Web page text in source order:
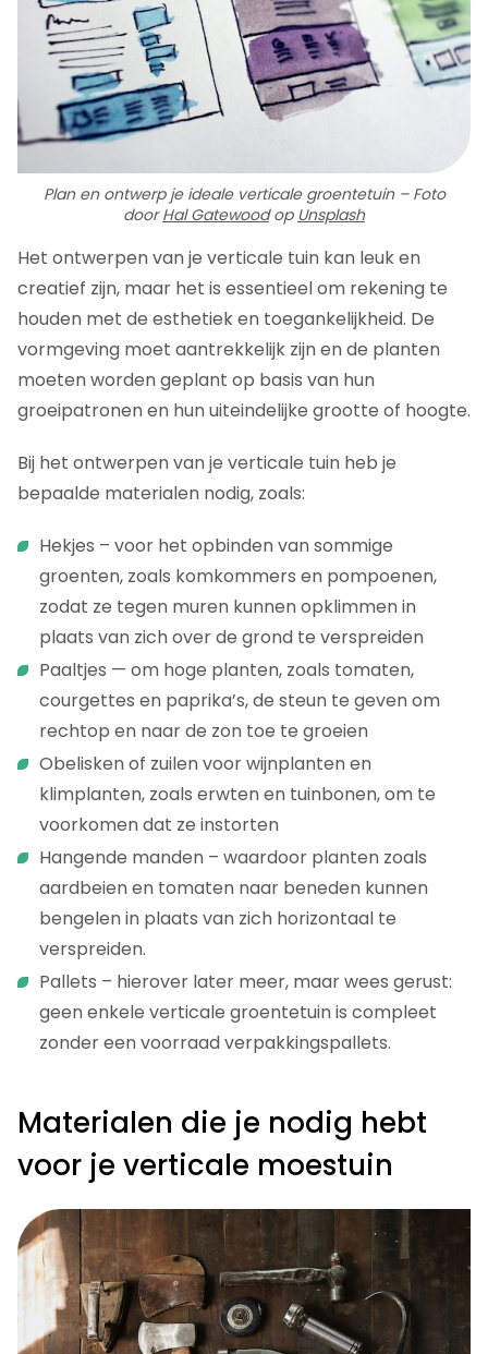
Plan en ontwerp je ideale verticale groentetuin – Foto
doorHal Gatewoodop Unsplash
Het ontwerpen van je verticale tuin kan leuk en
creatief zijn, maar het is essentieel om rekening te
houden met de esthetiek en toegankelijkheid. De
vormgeving moet aantrekkelijk zijn en de planten
moeten worden geplant op basis van hun
groeipatronen en hun uiteindelijke grootte of hoogte.
Bij het ontwerpen van je verticale tuin heb je
bepaalde materialen nodig, zoals:
Hekjes – voor het opbinden van sommige
groenten, zoals komkommers en pompoenen,
zodat ze tegen muren kunnen opklimmen in
plaats van zich over de grond te verspreiden
Paaltjes — om hoge planten, zoals tomaten,
courgettes en paprika’s, de steun te geven om
rechtop en naar de zon toe te groeien
Obelisken of zuilen voor wijnplanten en
klimplanten, zoals erwten en tuinbonen, om te
voorkomen dat ze instorten
Hangende manden – waardoor planten zoals
aardbeien en tomaten naar beneden kunnen
bengelen in plaats van zich horizontaal te
verspreiden.
Pallets – hierover later meer, maar wees gerust:
geen enkele verticale groentetuin is compleet
zonder een voorraad verpakkingspallets.
Materialen die je nodig hebt
voor je verticale moestuin